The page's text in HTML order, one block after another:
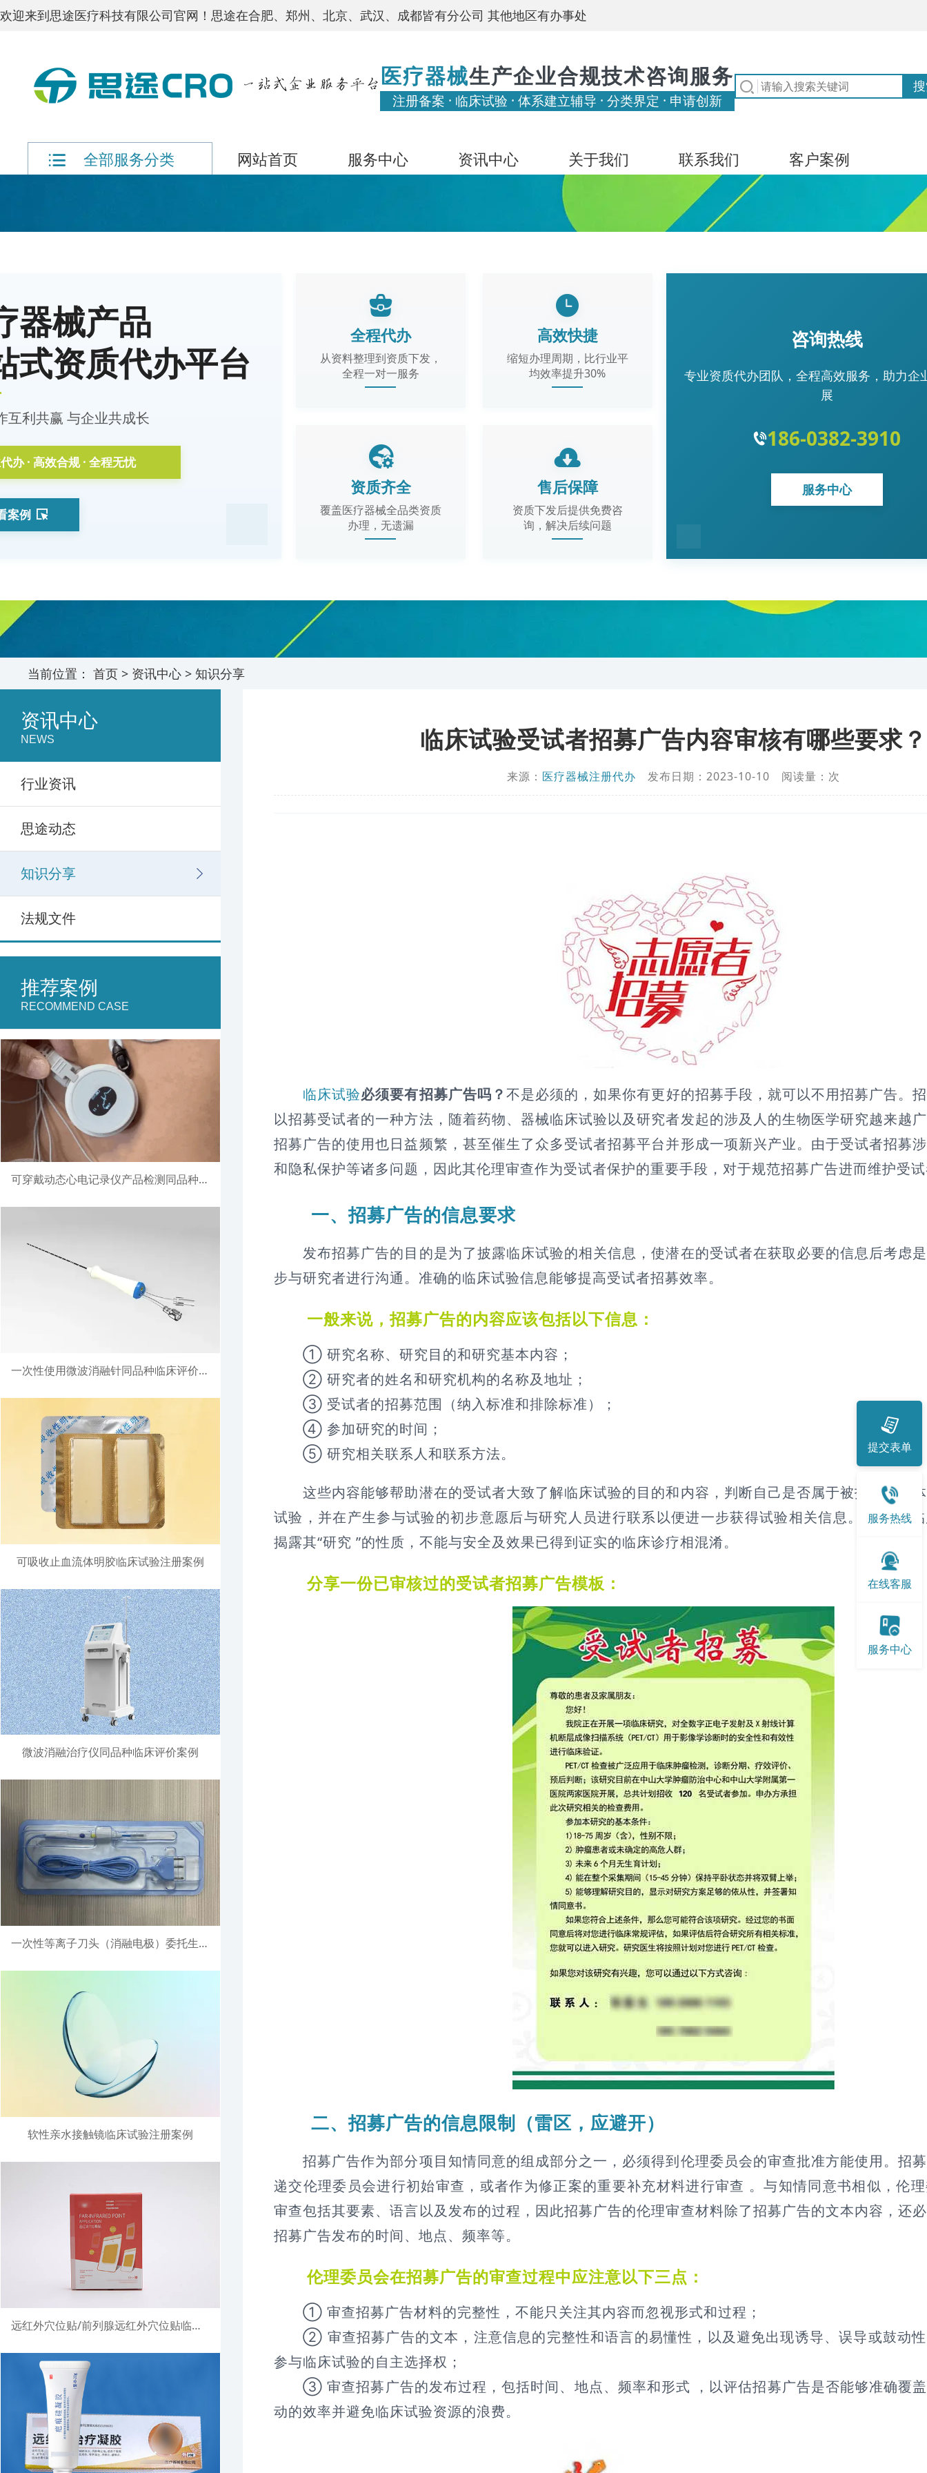
欢迎来到思途医疗科技有限公司官网！思途在合肥、郑州、北京、武汉、成都皆有分公司 其他地区有办事处
医疗器械生产企业合规技术咨询服务
注册备案 · 临床试验 · 体系建立辅导 · 分类界定 · 申请创新
全部服务分类 网站首页 服务中心 资讯中心 关于我们 联系我们 客户案例
器械产品
式资质代办平台
互利共赢 与企业共成长
办 · 高效合规 · 全程无忧
案例
全程代办
从资料整理到资质下发，
全程一对一服务
高效快捷
缩短办理周期，比行业平
均效率提升30%
资质齐全
覆盖医疗器械全品类资质
办理，无遗漏
售后保障
资质下发后提供免费咨
询，解决后续问题
咨询热线
专业资质代办团队，全程高效服务，助力企
展
186-0382-3910
服务中心
当前位置：首页 > 资讯中心 > 知识分享
资讯中心
NEWS
行业资讯
思途动态
知识分享
法规文件
推荐案例
RECOMMEND CASE
可穿戴动态心电记录仪产品检测同品种比对注册案例
一次性使用微波消融针同品种临床评价注册案例
可吸收止血流体明胶临床试验注册案例
微波消融治疗仪同品种临床评价案例
一次性等离子刀头（消融电极）委托生产注册案例
软性亲水接触镜临床试验注册案例
远红外穴位贴/前列腺远红外穴位贴临床试验注册案例
临床试验受试者招募广告内容审核有哪些要求？
来源： 医疗器械注册代办 发布日期：2023-10-10 阅读量： 次
临床试验必须要有招募广告吗？不是必须的，如果你有更好的招募手段，就可以不用招募广告。
以招募受试者的一种方法，随着药物、器械临床试验以及研究者发起的涉及人的生物医学研究越来越
招募广告的使用也日益频繁，甚至催生了众多受试者招募平台并形成一项新兴产业。由于受试者招募
和隐私保护等诸多问题，因此其伦理审查作为受试者保护的重要手段，对于规范招募广告进而维护受
一、招募广告的信息要求
发布招募广告的目的是为了披露临床试验的相关信息，使潜在的受试者在获取必要的信息后考虑
步与研究者进行沟通。准确的临床试验信息能够提高受试者招募效率。
一般来说，招募广告的内容应该包括以下信息：
① 研究名称、研究目的和研究基本内容；
② 研究者的姓名和研究机构的名称及地址；
③ 受试者的招募范围（纳入标准和排除标准）；
④ 参加研究的时间；
⑤ 研究相关联系人和联系方法。
这些内容能够帮助潜在的受试者大致了解临床试验的目的和内容，判断自己是否属于被招募的群
试验，并在产生参与试验的初步意愿后与研究人员进行联系以便进一步获得试验相关信息。此外 ，
揭露其“研究 ”的性质，不能与安全及效果已得到证实的临床诊疗相混淆。
分享一份已审核过的受试者招募广告模板：
二、招募广告的信息限制（雷区，应避开）
招募广告作为部分项目知情同意的组成部分之一，必须得到伦理委员会的审查批准方能使用。招
递交伦理委员会进行初始审查，或者作为修正案的重要补充材料进行审查 。与知情同意书相似，伦
审查包括其要素、语言以及发布的过程，因此招募广告的伦理审查材料除了招募广告的文本内容，还
招募广告发布的时间、地点、频率等。
伦理委员会在招募广告的审查过程中应注意以下三点：
① 审查招募广告材料的完整性，不能只关注其内容而忽视形式和过程；
② 审查招募广告的文本，注意信息的完整性和语言的易懂性，以及避免出现诱导、误导或鼓动
参与临床试验的自主选择权；
③ 审查招募广告的发布过程，包括时间、地点、频率和形式 ，以评估招募广告是否能够准确覆
动的效率并避免临床试验资源的浪费。
提交表单
服务热线
在线客服
服务中心